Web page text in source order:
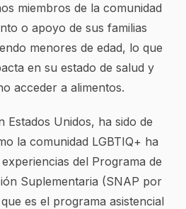
miembros de la comunidad
o apoyo de sus familias
menores de edad, lo que
en su estado de salud y
acceder a alimentos.
Estados Unidos, ha sido de
la comunidad LGBTIQ+ ha
del Programa de
Suplementaria (SNAP por
es el programa asistencial